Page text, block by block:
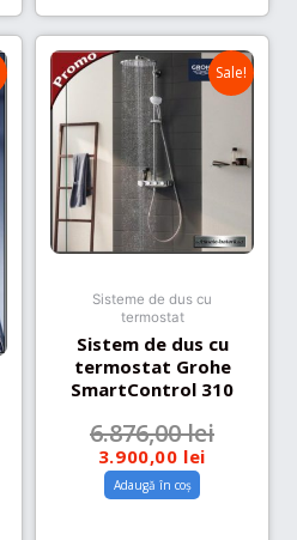
Sale!
Sisteme de dus cu
termostat
Sistem de dus cu
termostat Grohe
SmartControl 310
6.876,00lei
3.900,00 lei
Adaugă în coș